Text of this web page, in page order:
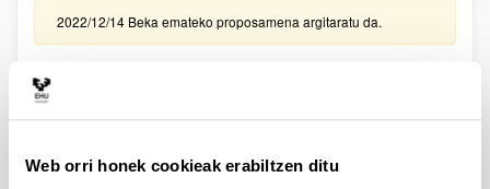
Web orri honek cookieak erabiltzen ditu
2022/12/14 Beka emateko proposamena argitaratu da.
PIFG22/29: “Derecho transnacional del trabajo y transporte”